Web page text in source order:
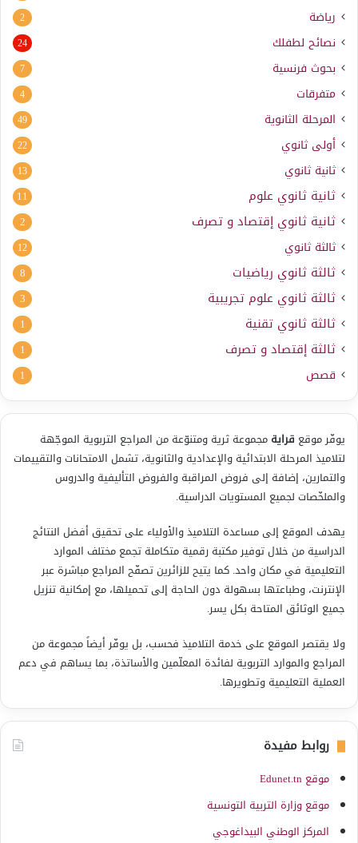
رياضة 2
نصائح لطفلك 24
بحوث فرنسية 7
متفرقات 4
المرحلة الثانوية 49
أولى ثانوي 22
ثانية ثانوي 13
ثانية ثانوي علوم 11
ثانية ثانوي إقتصاد و تصرف 2
ثالثة ثانوي 12
ثالثة ثانوي رياضيات 8
ثالثة ثانوي علوم تجريبية 3
ثالثة ثانوي تقنية 1
ثالثة إقتصاد و تصرف 1
قصص 1
يوفّر موقع قرايةمجموعة ثرية ومتنوّعة من المراجع التربوية الموجّهة
لتلاميذ المرحلة الابتدائية والإعدادية والثانوية، تشمل الامتحانات والتقييمات
والتمارين، إضافة إلى فروض المراقبة والفروض التأليفية والدروس
والملخّصات لجميع المستويات الدراسية.
يهدف الموقع إلى مساعدة التلاميذ والأولياء على تحقيق أفضل النتائج
الدراسية من خلال توفير مكتبة رقمية متكاملة تجمع مختلف الموارد
التعليمية في مكان واحد. كما يتيح للزائرين تصفّح المراجع مباشرة عبر
الإنترنت، وطباعتها بسهولة دون الحاجة إلى تحميلها، مع إمكانية تنزيل
جميع الوثائق المتاحة بكل يسر.
ولا يقتصر الموقع على خدمة التلاميذ فحسب، بل يوفّر أيضاً مجموعة من
المراجع والموارد التربوية لفائدة المعلّمين والأساتذة، بما يساهم في دعم
العملية التعليمية وتطويرها.
روابط مفيدة
موقع Edunet.tn
موقع وزارة التربية التونسية
المركز الوطني البيداغوجي